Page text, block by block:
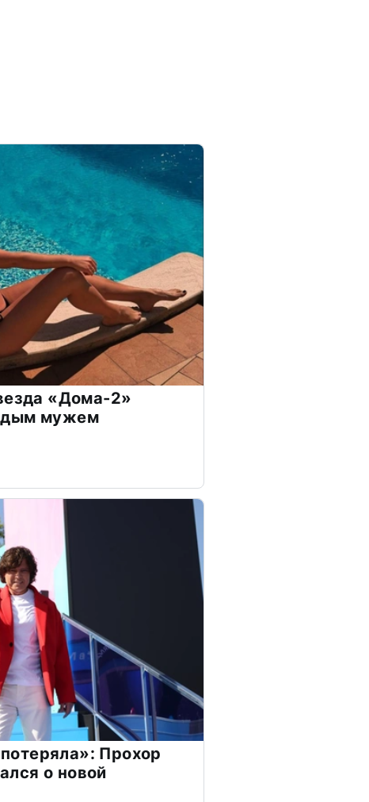
«Дома-2»
мужем
Прохор
о новой